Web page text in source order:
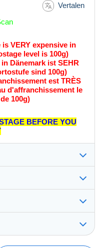
Vertalen
VERY expensive in
level is 100g)
Dänemark ist SEHR
sind 100g)
est TRÈS
d'affranchissement le
100g)
BEFORE YOU
dagen
(4923x)